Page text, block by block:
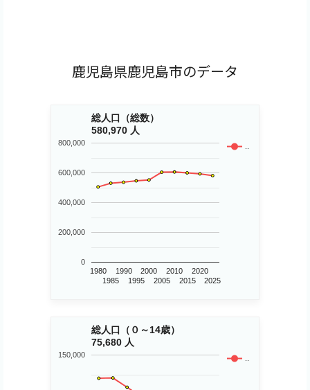
鹿児島県鹿児島市のデータ
総人口（総数）
580,970 人
..
1980
1985
1990
1995
2000
2005
2010
2015
2020
2025
0
200,000
400,000
600,000
800,000
総人口（０～14歳）
75,680 人
..
150,000